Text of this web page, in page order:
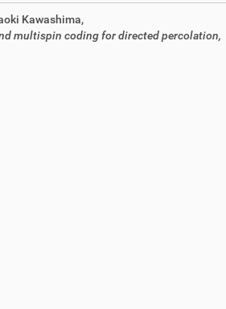
Kawashima,
multispin coding for directed percolation,